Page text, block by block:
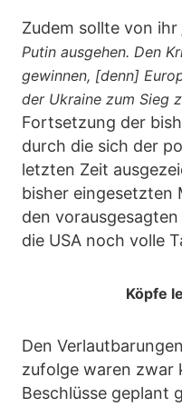
Zudem sollte von ihr
Putin ausgehen. Den
gewinnen, [denn]
der Ukraine zum Sieg
Fortsetzung der
durch die sich der
letzten Zeit
bisher eingesetzten
den
die USA noch volle
Köpfe
Den
zufolge waren zwar
Beschlüsse geplant